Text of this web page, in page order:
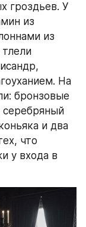
гроздьев. У
из
из
На
бронзовые
серебряный
и два
что
у входа в